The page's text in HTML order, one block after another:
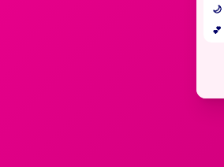
🌙
💕